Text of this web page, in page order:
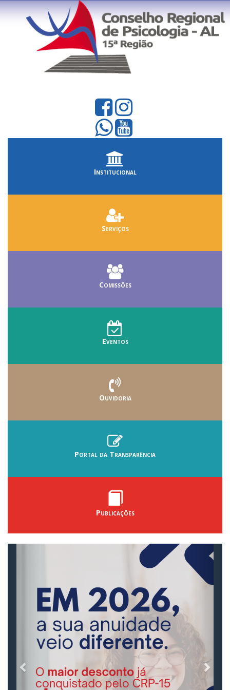
Institucional
Serviços
Comissões
Eventos
Ouvidoria
Portal da Transparência
Publicações